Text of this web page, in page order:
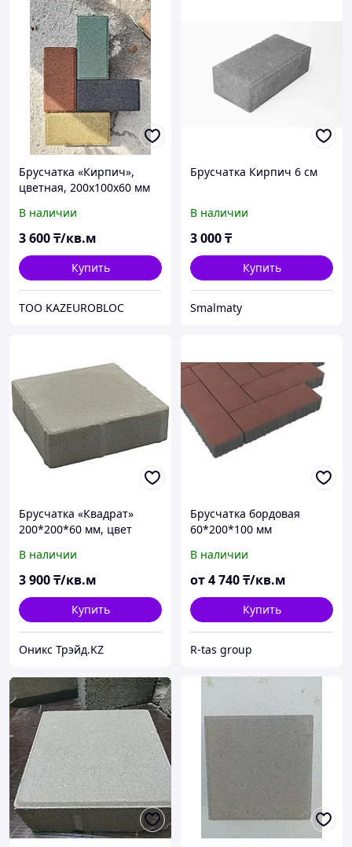
Брусчатка «Кирпич»,
цветная, 200х100х60 мм
В наличии
3 600₸/кв.м
Купить
ТОО KAZEUROBLOC
Брусчатка Кирпич 6 см
В наличии
3 000₸
Купить
Smalmaty
Брусчатка «Квадрат»
200*200*60 мм, цвет
В наличии
3 900₸/кв.м
Купить
Оникс Трэйд.KZ
Брусчатка бордовая
60*200*100 мм
В наличии
от4 740₸/кв.м
Купить
R-tas group